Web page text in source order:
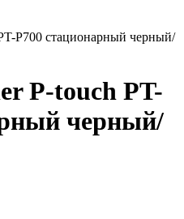
P700 стационарный черный/
P-touch PT-
черный/